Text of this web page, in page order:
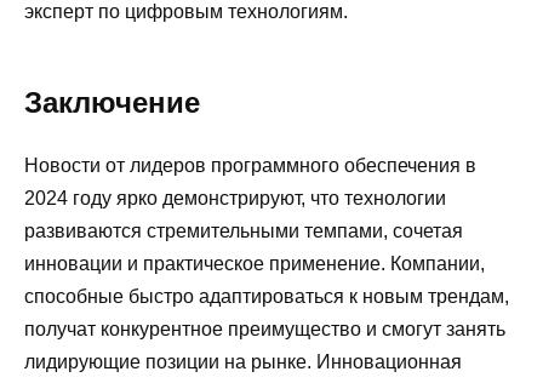
эксперт по цифровым технологиям.
Заключение
Новости от лидеров программного обеспечения в
2024 году ярко демонстрируют, что технологии
развиваются стремительными темпами, сочетая
инновации и практическое применение. Компании,
способные быстро адаптироваться к новым трендам,
получат конкурентное преимущество и смогут занять
лидирующие позиции на рынке. Инновационная